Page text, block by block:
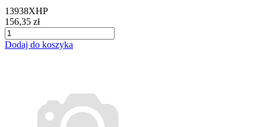
13938XHP
156,35 zł
Dodaj do koszyka